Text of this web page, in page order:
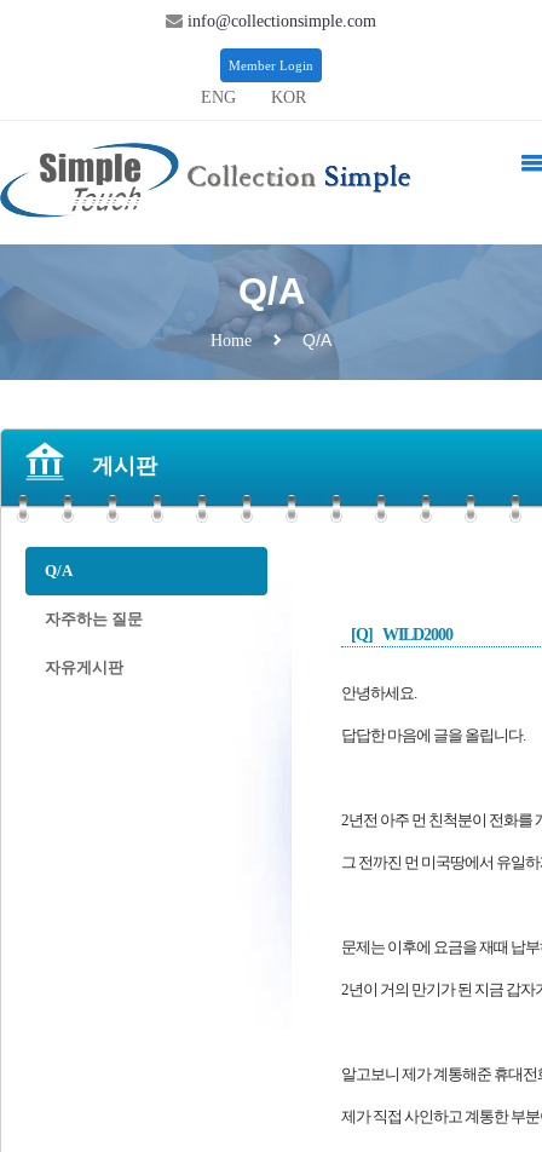
info@collectionsimple.com
Member Login
ENG KOR
Q/A
Home Q/A
게시판
Q/A
자주하는 질문
자유게시판
[Q] WILD2000
안녕하세요.
답답한 마음에 글을 올립니다.
2년전 아주 먼 친척분이 전화를
그 전까진 먼 미국땅에서 유일
문제는 이후에 요금을 재때 납
2년이 거의 만기가 된 지금 갑
알고보니 제가 계통해준 휴대
제가 직접 사인하고 계통한 부